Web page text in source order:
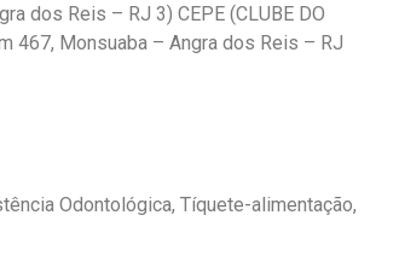
dos Reis – RJ 3) CEPE (CLUBE DO
467, Monsuaba – Angra dos Reis – RJ
Odontológica, Tíquete-alimentação,